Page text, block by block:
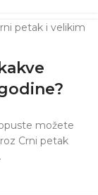
možete
Crni petak